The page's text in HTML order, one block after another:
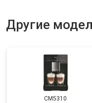
Другие
CM5310